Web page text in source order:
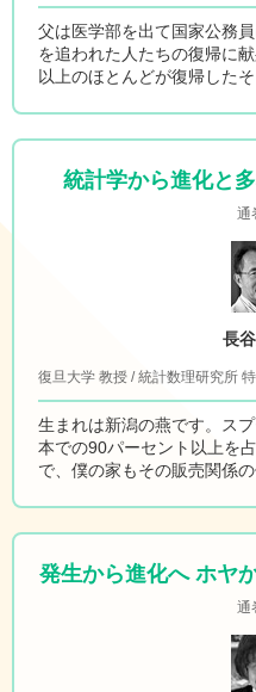
父は医学部を出て国家公務
を追われた人たちの復帰に
以上のほとんどが復帰したそ
統計学から進化と
通
長
復旦大学 教授 / 統計数理研究所
生まれは新潟の燕です。ス
本での90パーセント以上を
で、僕の家もその販売関係
発生から進化へ ホヤ
通